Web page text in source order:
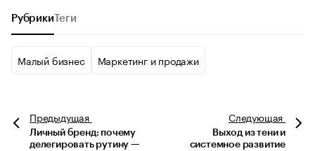
Рубрики Теги
Малый бизнес Маркетинг и продажи
Предыдущая
Личный бренд: почему
делегировать рутину —
Следующая
Выход из тени и
системное развитие